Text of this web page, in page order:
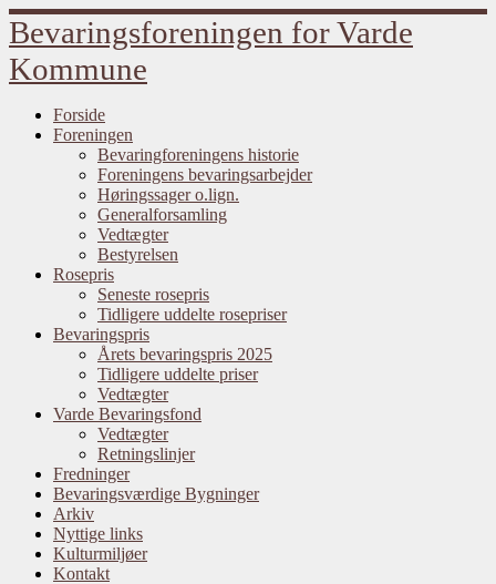
Fortsæt
til
indhold
Bevaringsforeningen for Varde
Kommune
Forside
Foreningen
Bevaringforeningens historie
Foreningens bevaringsarbejder
Høringssager o.lign.
Generalforsamling
Vedtægter
Bestyrelsen
Rosepris
Seneste rosepris
Tidligere uddelte rosepriser
Bevaringspris
Årets bevaringspris 2025
Tidligere uddelte priser
Vedtægter
Varde Bevaringsfond
Vedtægter
Retningslinjer
Fredninger
Bevaringsværdige Bygninger
Arkiv
Nyttige links
Kulturmiljøer
Kontakt